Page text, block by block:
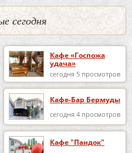
сегодня
Кафе «Госпожа
удача»
сегодня 5 просмотров
Кафе-Бар Бермуды
сегодня 4 просмотров
Кафе "Пандок"